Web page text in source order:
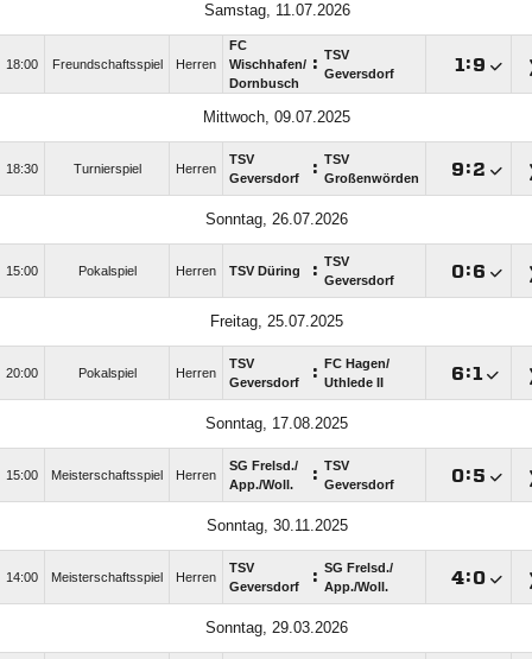
Samstag, 11.07.2026
18:00 Freundschaftsspiel Herren
FC
Wischhafen/​
Dornbusch
: TSV
Geversdorf
:
Mittwoch, 09.07.2025
18:30 Turnierspiel Herren
TSV
Geversdorf
: TSV
Großenwörden
:
Sonntag, 26.07.2026
15:00 Pokalspiel Herren TSV Düring : TSV
Geversdorf
:
Freitag, 25.07.2025
20:00 Pokalspiel Herren
TSV
Geversdorf
:
FC Hagen/​
Uthlede II
:
Sonntag, 17.08.2025
15:00 Meisterschaftsspiel Herren
SG Frelsd./​
App./​Woll.
: TSV
Geversdorf
:
Sonntag, 30.11.2025
14:00 Meisterschaftsspiel Herren
TSV
Geversdorf
: SG Frelsd./​
App./​Woll.
:
Sonntag, 29.03.2026